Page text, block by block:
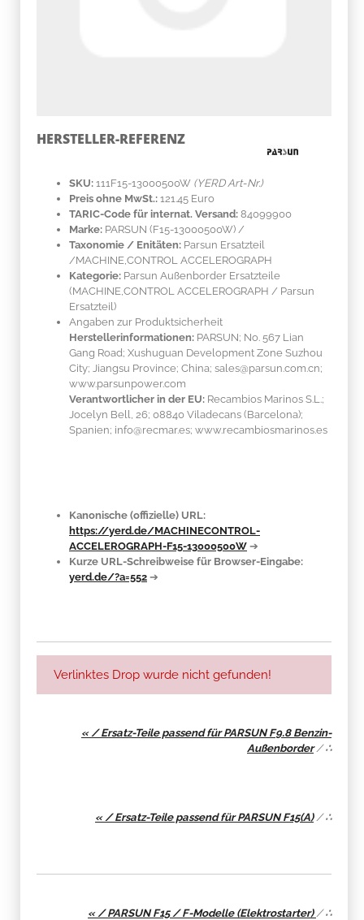
HERSTELLER-REFERENZ
SKU: 111F15-13000500W (YERD Art-Nr.)
Preis ohne MwSt.: 121.45 Euro
TARIC-Code für internat. Versand: 84099900
Marke: PARSUN (F15-13000500W) /
Taxonomie / Enitäten: Parsun Ersatzteil
/MACHINE,CONTROL ACCELEROGRAPH
Kategorie: Parsun Außenborder Ersatzteile
(MACHINE,CONTROL ACCELEROGRAPH / Parsun
Ersatzteil)
Angaben zur Produktsicherheit
Herstellerinformationen: PARSUN; No. 567 Lian
Gang Road; Xushuguan Development Zone Suzhou
City; Jiangsu Province; China; sales@parsun.com.cn;
www.parsunpower.com
Verantwortlicher in der EU: Recambios Marinos S.L.;
Jocelyn Bell, 26; 08840 Viladecans (Barcelona);
Spanien; info@recmar.es; www.recambiosmarinos.es
Kanonische (offizielle) URL:
https://yerd.de/MACHINECONTROL-
ACCELEROGRAPH-F15-13000500W ➔
Kurze URL-Schreibweise für Browser-Eingabe:
yerd.de/?a=552 ➔
Verlinktes Drop wurde nicht gefunden!
« / Ersatz-Teile passend für PARSUN F9.8 Benzin-
Außenborder/∴
« / Ersatz-Teile passend für PARSUN F15(A)/∴
« / PARSUN F15 / F-Modelle (Elektrostarter) /∴